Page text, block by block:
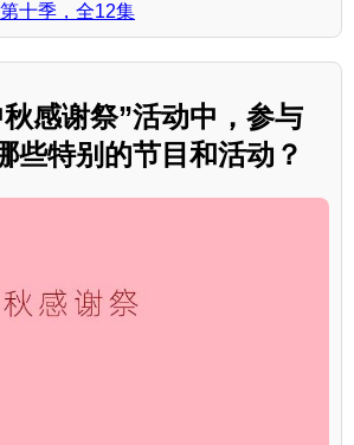
十季，全12集
感谢祭”活动中，参与
些特别的节目和活动？